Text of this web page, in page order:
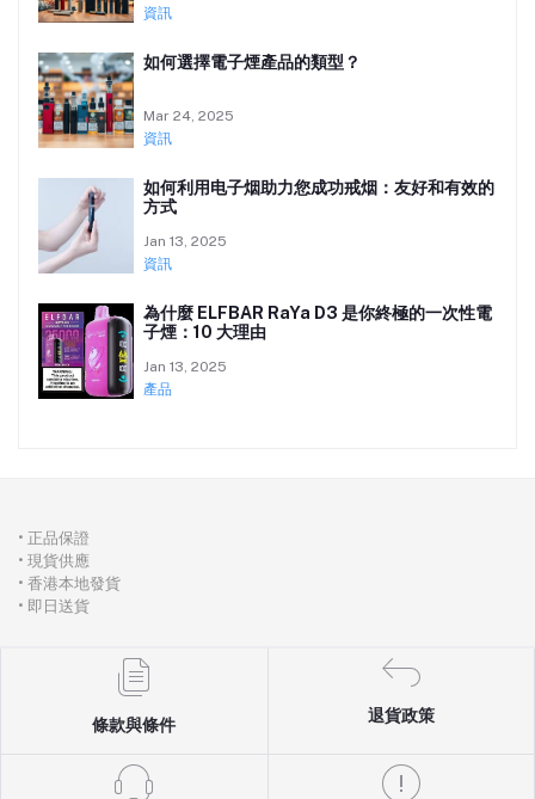
資訊
如何選擇電子煙產品的類型？
Mar 24, 2025
資訊
如何利用电子烟助力您成功戒烟：友好和有效的
方式
Jan 13, 2025
資訊
為什麼 ELFBAR RaYa D3 是你終極的一次性電
子煙：10 大理由
Jan 13, 2025
產品
• 正品保證
• 現貨供應
• 香港本地發貨
• 即日送貨
條款與條件
退貨政策